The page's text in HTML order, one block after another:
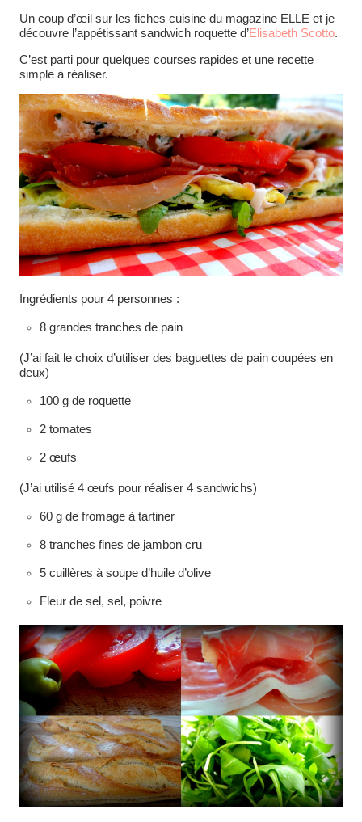
Un coup d’œil sur les fiches cuisine du magazine ELLE et je
découvre l’appétissant sandwich roquette d’Elisabeth Scotto.
C’est parti pour quelques courses rapides et une recette
simple à réaliser.
Ingrédients pour 4 personnes :
8 grandes tranches de pain
(J’ai fait le choix d’utiliser des baguettes de pain coupées en
deux)
100 g de roquette
2 tomates
2 œufs
(J’ai utilisé 4 œufs pour réaliser 4 sandwichs)
60 g de fromage à tartiner
8 tranches fines de jambon cru
5 cuillères à soupe d’huile d’olive
Fleur de sel, sel, poivre